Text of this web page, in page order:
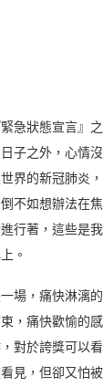
急狀態宣言』
子之外，心情
界的新冠肺炎
不如想辦法在
行著，這些是
。
場，痛快淋漓
，痛快歡愉的
對於誇獎可以
見，但卻又怕